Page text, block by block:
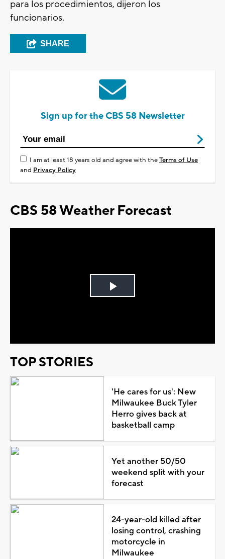
para los procedimientos, dijeron los
funcionarios.
SHARE
Sign up for the CBS 58 Newsletter
I am at least 18 years old and agree with theTerms of Use
and Privacy Policy
CBS 58 Weather Forecast
Play
TOP STORIES
'He cares for us': New
Milwaukee Buck Tyler
Herro gives back at
basketball camp
Yet another 50/50
weekend split with your
forecast
24-year-old killed after
losing control, crashing
motorcycle in
Milwaukee